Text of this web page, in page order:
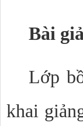
Bài
Lớp
khai